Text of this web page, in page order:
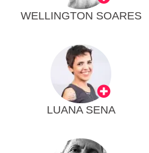
WELLINGTON SOARES
LUANA SENA